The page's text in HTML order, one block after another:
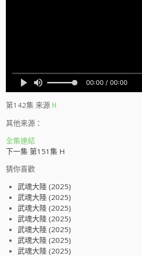
第142集 来源 H
其他来源：
全集連結
下一集 第151集 H
猜你喜歡
武魂大陸 (2025)
武魂大陸 (2025)
武魂大陸 (2025)
武魂大陸 (2025)
武魂大陸 (2025)
武魂大陸 (2025)
武魂大陸 (2025)